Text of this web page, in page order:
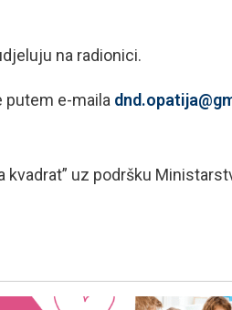
na radionici.
putem e-maila
kvadrat” uz podršku